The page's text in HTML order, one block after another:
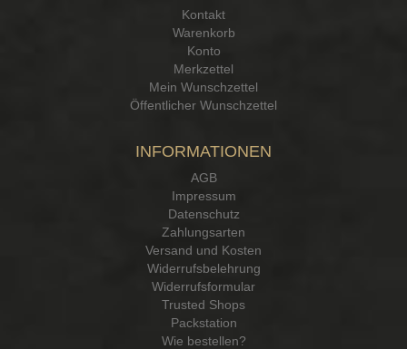
Kontakt
Warenkorb
Konto
Merkzettel
Mein Wunschzettel
Öffentlicher Wunschzettel
INFORMATIONEN
AGB
Impressum
Datenschutz
Zahlungsarten
Versand und Kosten
Widerrufsbelehrung
Widerrufsformular
Trusted Shops
Packstation
Wie bestellen?